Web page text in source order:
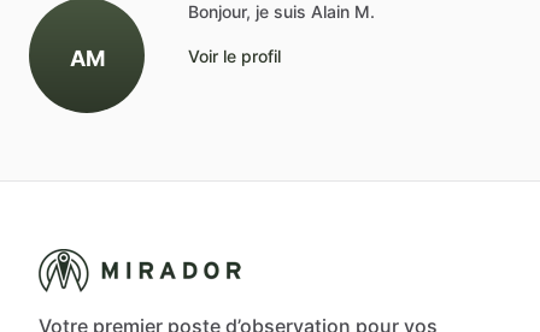
AM
Bonjour, je suis Alain M.
Voir le profil
Votre premier poste d’observation pour vos